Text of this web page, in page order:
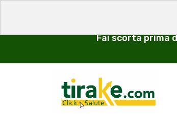
Fai scorta prima